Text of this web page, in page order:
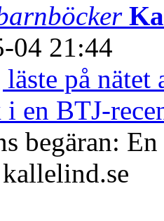
04 21:44
på nätet
en BTJ-
begäran: